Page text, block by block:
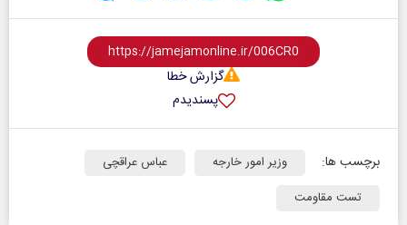
گزارش خطا
پسندیدم
برچسب ها: وزیر امور خارجه
عباس عراقچی
تست مقاومت